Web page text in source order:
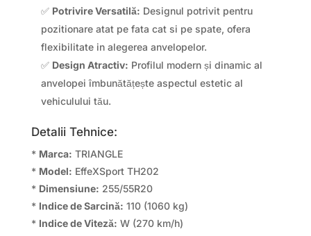
✅ Potrivire Versatilă: Designul potrivit pentru
pozitionare atat pe fata cat si pe spate, ofera
flexibilitate in alegerea anvelopelor.
✅ Design Atractiv: Profilul modern și dinamic al
anvelopei îmbunătățește aspectul estetic al
vehiculului tău.
Detalii Tehnice:
* Marca: TRIANGLE
* Model: EffeXSport TH202
* Dimensiune: 255/55R20
* Indice de Sarcină: 110 (1060 kg)
* Indice de Viteză: W (270 km/h)